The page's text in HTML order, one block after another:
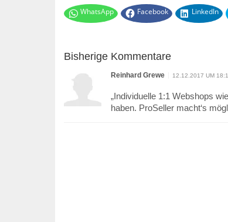
WhatsApp Facebook LinkedIn
Bisherige Kommentare
Reinhard Grewe 12.12.2017 UM
„Individuelle 1:1 Webshops
haben. ProSeller macht‘s